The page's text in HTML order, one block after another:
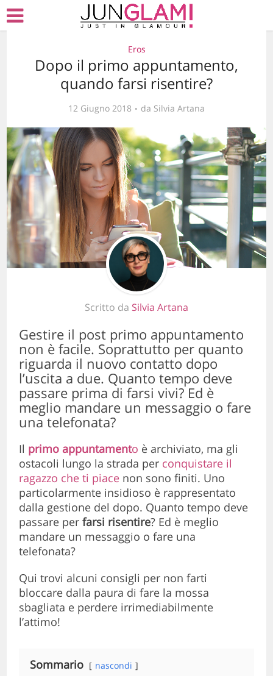
Eros
Dopo il primo appuntamento,
quando farsi risentire?
12 Giugno 2018 da Silvia Artana
Scritto da Silvia Artana
Gestire il post primo appuntamento
non è facile. Soprattutto per quanto
riguarda il nuovo contatto dopo
l’uscita a due. Quanto tempo deve
passare prima di farsi vivi? Ed è
meglio mandare un messaggio o fare
una telefonata?
Il primo appuntamento è archiviato, ma gli
ostacoli lungo la strada per conquistare il
ragazzo che ti piace non sono finiti. Uno
particolarmente insidioso è rappresentato
dalla gestione del dopo. Quanto tempo deve
passare perfarsi risentire? Ed è meglio
mandare un messaggio o fare una
telefonata?
Qui trovi alcuni consigli per non farti
bloccare dalla paura di fare la mossa
sbagliata e perdere irrimediabilmente
l’attimo!
Sommario nascondi